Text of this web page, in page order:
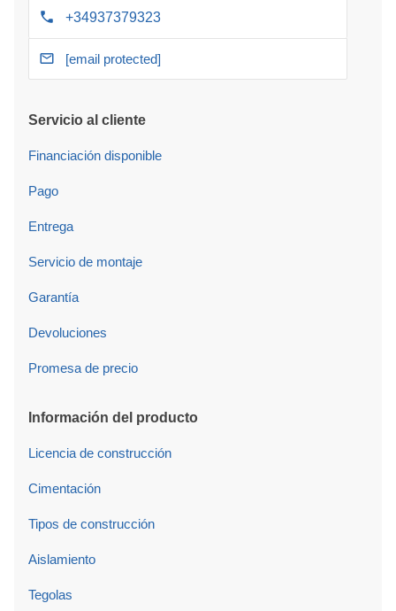
+34937379323
[email protected]
Servicio al cliente
Financiación disponible
Pago
Entrega
Servicio de montaje
Garantía
Devoluciones
Promesa de precio
Información del producto
Licencia de construcción
Cimentación
Tipos de construcción
Aislamiento
Tegolas